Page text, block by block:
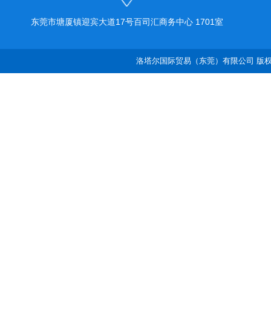
东莞市塘厦镇迎宾大道17号百司汇商务中心 1701室
洛塔尔国际贸易（东莞）有限公司 版